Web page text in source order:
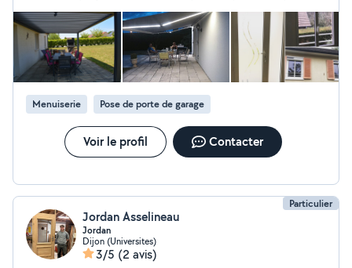
Menuiserie Pose de porte de garage
Voir le profil Contacter
Particulier
Jordan Asselineau
Jordan
Dijon (Universites)
3/5 (2 avis)